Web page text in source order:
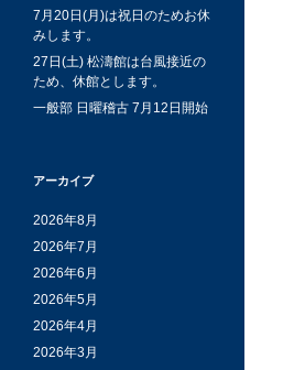
7月20日(月)は祝日のためお休
みします。
27日(土) 松濤館は台風接近の
ため、休館とします。
一般部 日曜稽古 7月12日開始
アーカイブ
2026年8月
2026年7月
2026年6月
2026年5月
2026年4月
2026年3月